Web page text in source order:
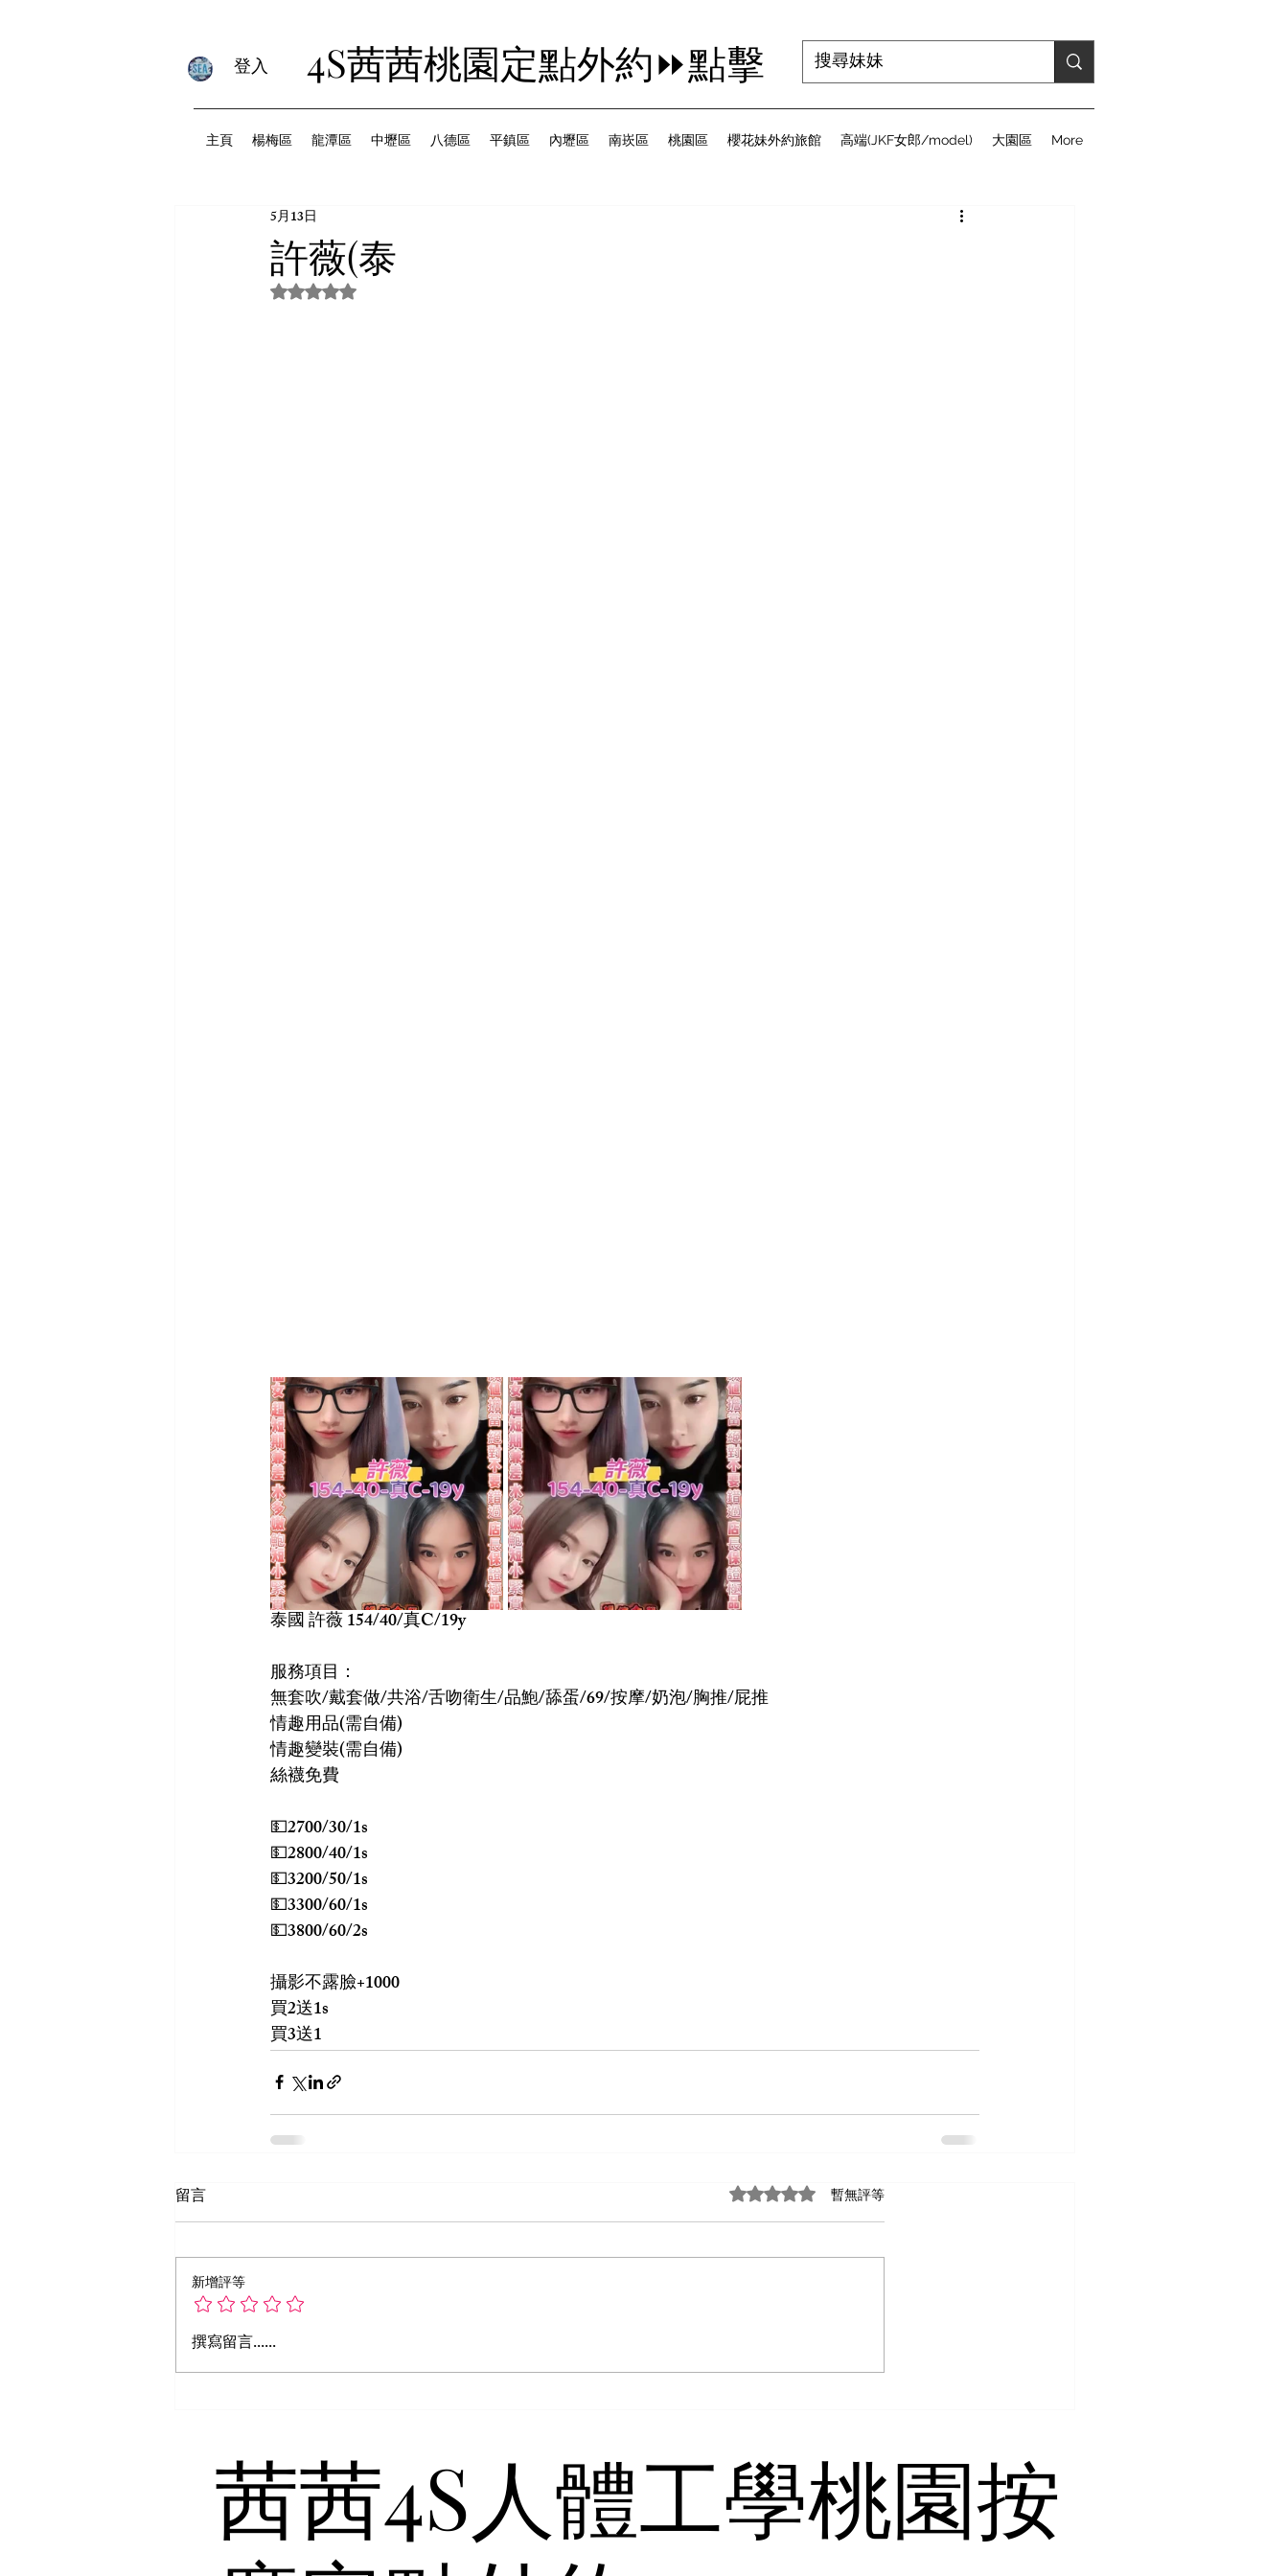
登入 4S茜茜桃園定點外約⏩點擊
主頁 楊梅區 龍潭區 中壢區 八德區 平鎮區 內壢區 南崁區 桃園區 櫻花妹外約旅館 高端(JKF女郎/model) 大園區 More
許薇(泰
5月13日
評等為 NaN（最高為 5 顆星）。
泰國 許薇 154/40/真C/19y
服務項目：
無套吹/戴套做/共浴/舌吻衛生/品鮑/舔蛋/69/按摩/奶泡/胸推/屁推
情趣用品(需自備)
情趣變裝(需自備)
絲襪免費
💵2700/30/1s
💵2800/40/1s
💵3200/50/1s
💵3300/60/1s
💵3800/60/2s
攝影不露臉+1000
買2送1s
買3送1
留言 評等為 0（最高為 5 顆星）。
暫無評等
新增評等
撰寫留言......
​茜茜4S人體工學桃園按